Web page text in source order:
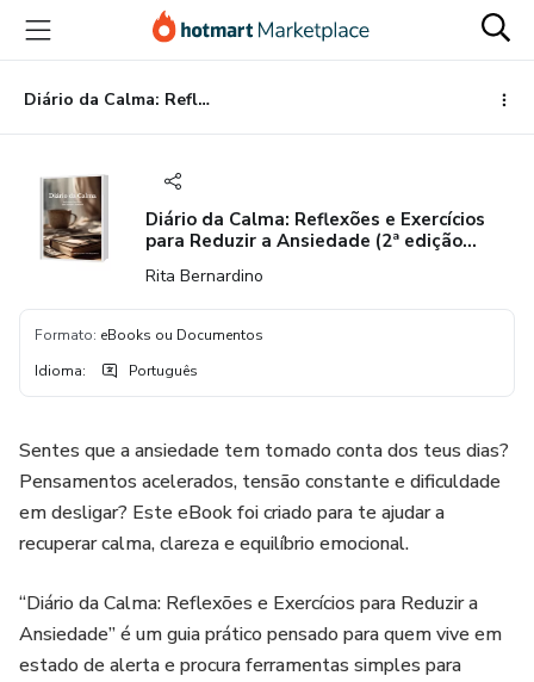
para
conteúdo
principal
para
pagamento
para
rodapé
Diário da Calma: Reflexões e Exercícios para Reduzir a Ansiedade (2ª edição revista e melhorada)
Diário da Calma: Reflexões e Exercícios
para Reduzir a Ansiedade (2ª edição
Rita Bernardino
Formato: eBooks ou Documentos
Idioma: Português
Sentes que a ansiedade tem tomado conta dos teus dias?
Pensamentos acelerados, tensão constante e dificuldade
em desligar? Este eBook foi criado para te ajudar a
recuperar calma, clareza e equilíbrio emocional.
“Diário da Calma: Reflexões e Exercícios para Reduzir a
Ansiedade” é um guia prático pensado para quem vive em
estado de alerta e procura ferramentas simples para